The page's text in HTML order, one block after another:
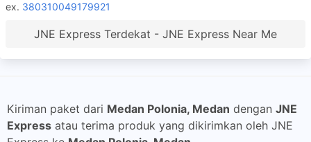
ex. 380310049179921
JNE Express Terdekat - JNE Express Near Me
Kiriman paket dari Medan Polonia, Medan dengan JNE
Express atau terima produk yang dikirimkan oleh JNE